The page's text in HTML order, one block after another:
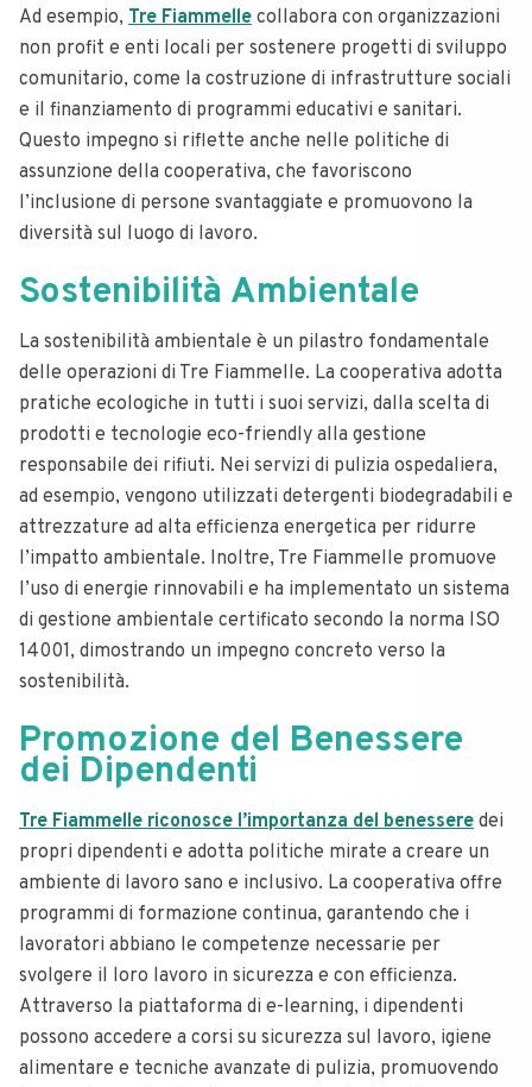
Ad esempio, Tre Fiammelle collabora con organizzazioni
non profit e enti locali per sostenere progetti di sviluppo
comunitario, come la costruzione di infrastrutture sociali
e il finanziamento di programmi educativi e sanitari.
Questo impegno si riflette anche nelle politiche di
assunzione della cooperativa, che favoriscono
l’inclusione di persone svantaggiate e promuovono la
diversità sul luogo di lavoro.
Sostenibilità Ambientale
La sostenibilità ambientale è un pilastro fondamentale
delle operazioni di Tre Fiammelle. La cooperativa adotta
pratiche ecologiche in tutti i suoi servizi, dalla scelta di
prodotti e tecnologie eco-friendly alla gestione
responsabile dei rifiuti. Nei servizi di pulizia ospedaliera,
ad esempio, vengono utilizzati detergenti biodegradabili e
attrezzature ad alta efficienza energetica per ridurre
l’impatto ambientale. Inoltre, Tre Fiammelle promuove
l’uso di energie rinnovabili e ha implementato un sistema
di gestione ambientale certificato secondo la norma ISO
14001, dimostrando un impegno concreto verso la
sostenibilità.
Promozione del Benessere
dei Dipendenti
Tre Fiammelle riconosce l’importanza del benessere dei
propri dipendenti e adotta politiche mirate a creare un
ambiente di lavoro sano e inclusivo. La cooperativa offre
programmi di formazione continua, garantendo che i
lavoratori abbiano le competenze necessarie per
svolgere il loro lavoro in sicurezza e con efficienza.
Attraverso la piattaforma di e-learning, i dipendenti
possono accedere a corsi su sicurezza sul lavoro, igiene
alimentare e tecniche avanzate di pulizia, promuovendo